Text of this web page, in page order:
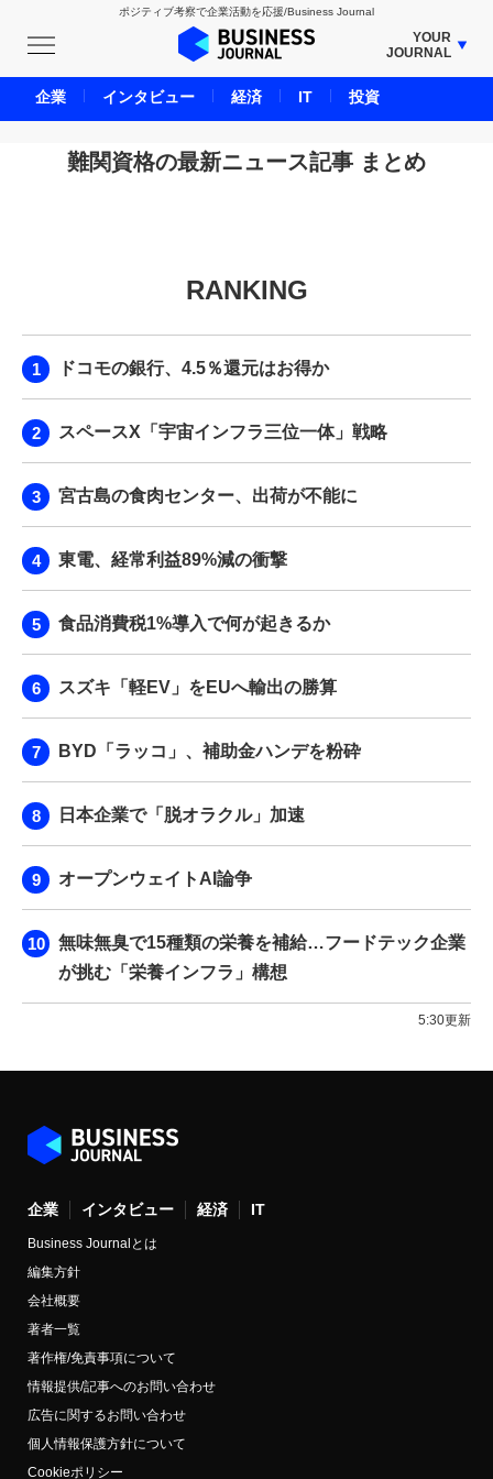
ポジティブ考察で企業活動を応援/Business Journal
YOUR
JOURNAL
BUSINESS JOURNAL
UNICORN JOURNAL
CARBON CREDITS JOURNAL
LIFE ENDING JOURNAL
BPaaS JOURNAL
難関資格の最新ニュース記事 まとめ
RANKING
ドコモの銀行、4.5％還元はお得か
スペースX「宇宙インフラ三位一体」戦略
宮古島の食肉センター、出荷が不能に
東電、経常利益89%減の衝撃
食品消費税1%導入で何が起きるか
スズキ「軽EV」をEUへ輸出の勝算
BYD「ラッコ」、補助金ハンデを粉砕
日本企業で「脱オラクル」加速
オープンウェイトAI論争
無味無臭で15種類の栄養を補給…フードテック企業
が挑む「栄養インフラ」構想
5:30更新
企業 インタビュー 経済 IT
Business Journalとは
編集方針
会社概要
著者一覧
著作権/免責事項について
情報提供/記事へのお問い合わせ
広告に関するお問い合わせ
個人情報保護方針について
Cookieポリシー
企業 インタビュー 経済 IT 投資